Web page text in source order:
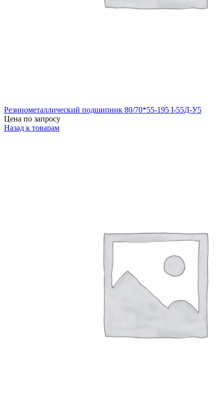
Резинометаллический подшипник 80/70*55-195 I-55Д-У5
Цена по запросу
Назад к товарам